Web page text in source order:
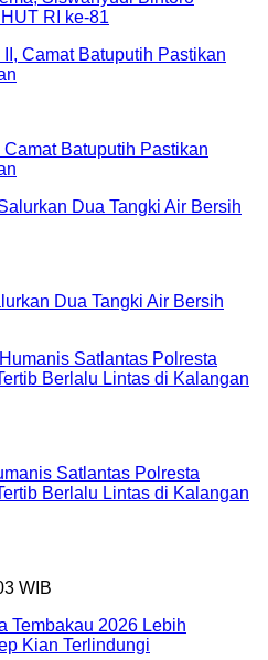
RI ke-81
Batuputih Pastikan
Dua Tangki Air Bersih
Satlantas Polresta
Berlalu Lintas di Kalangan
WIB
Tembakau 2026 Lebih
Kian Terlindungi